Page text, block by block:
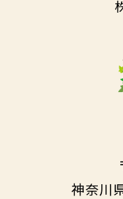
神奈川